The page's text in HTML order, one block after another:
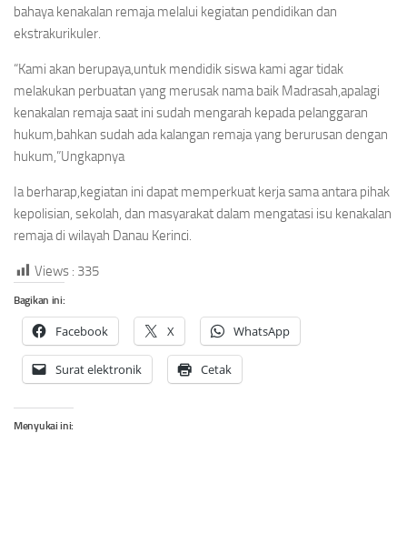
bahaya kenakalan remaja melalui kegiatan pendidikan dan
ekstrakurikuler.
“Kami akan berupaya,untuk mendidik siswa kami agar tidak
melakukan perbuatan yang merusak nama baik Madrasah,apalagi
kenakalan remaja saat ini sudah mengarah kepada pelanggaran
hukum,bahkan sudah ada kalangan remaja yang berurusan dengan
hukum,”Ungkapnya
Ia berharap,kegiatan ini dapat memperkuat kerja sama antara pihak
kepolisian, sekolah, dan masyarakat dalam mengatasi isu kenakalan
remaja di wilayah Danau Kerinci.
Views : 335
Bagikan ini:
Facebook X WhatsApp
Surat elektronik Cetak
Menyukai ini: